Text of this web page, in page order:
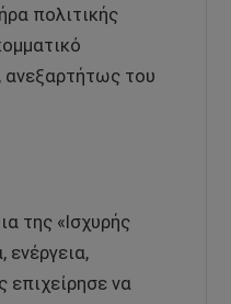
πολιτικής
ανεξαρτήτως του
της «Ισχυρής
ενέργεια,
επιχείρησε να